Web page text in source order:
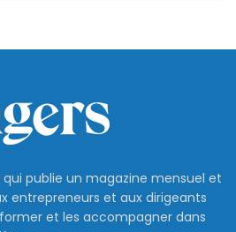
publie un magazine mensuel et
entrepreneurs et aux dirigeants
et les accompagner dans